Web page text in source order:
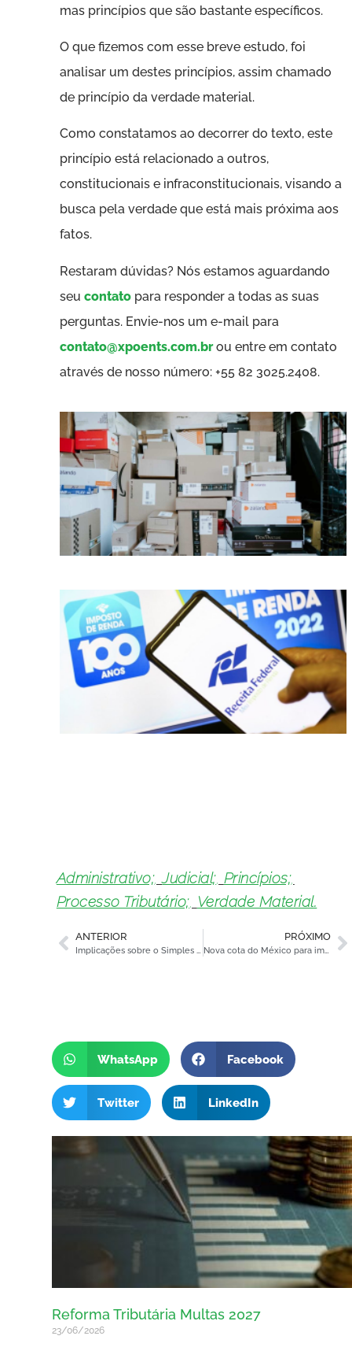
mas princípios que são bastante específicos.
O que fizemos com esse breve estudo, foi
analisar um destes princípios, assim chamado
de princípio da verdade material.
Como constatamos ao decorrer do texto, este
princípio está relacionado a outros,
constitucionais e infraconstitucionais, visando a
busca pela verdade que está mais próxima aos
fatos.
Restaram dúvidas? Nós estamos aguardando
seu contatopara responder a todas as suas
perguntas. Envie-nos um e-mail para
contato@xpoents.com.brou entre em contato
através de nosso número: +55 82 3025.2408.
Administrativo;,Judicial;, Princípios;,
Processo Tributário;, Verdade Material.
ANTERIOR
Implicações sobre o Simples Nacional e o diferimento do ICMS
PRÓXIMO
Nova cota do México para importação de carne de frango deve beneficiar o Brasil
WhatsApp Facebook
Twitter LinkedIn
Reforma Tributária Multas 2027
23/06/2026